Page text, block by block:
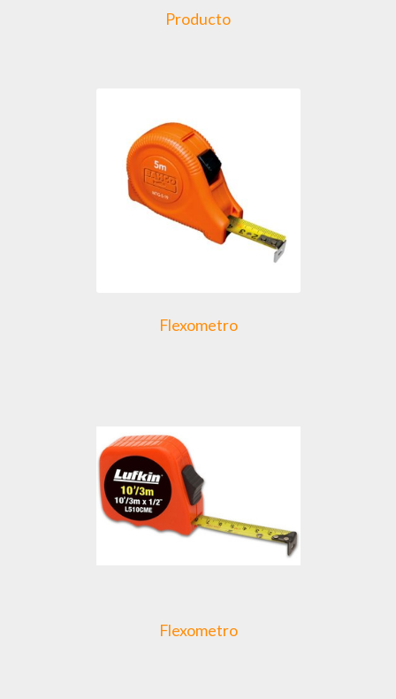
Producto
Flexometro
Flexometro